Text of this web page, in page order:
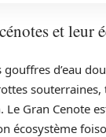
et leur
gouffres d’eau
souterraines,
Le Gran Cenote
écosystème